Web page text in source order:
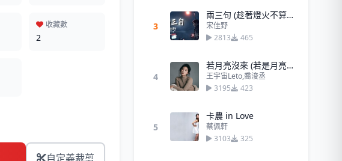
收藏數
2
自定義裁剪
3
兩三句 (趁著燈火不算清晰)
宋佳野
2813
465
4
若月亮沒來 (若是月亮還沒來) - 王宇宙Leto,喬浚丞
王宇宙Leto,喬浚丞
3195
423
5
卡農 in Love
蔡佩軒
3103
325